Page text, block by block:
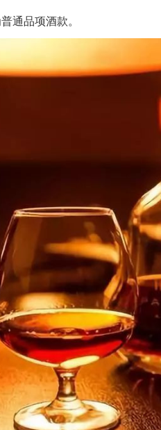
通品项酒款。